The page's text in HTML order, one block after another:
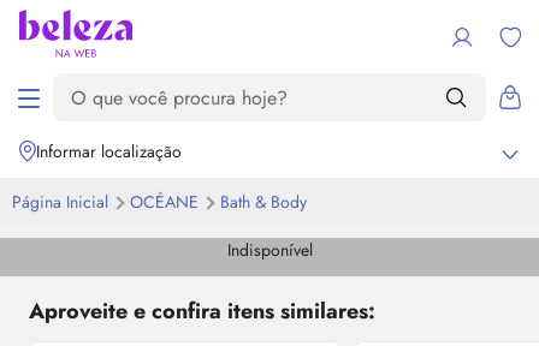
Informar localização
Página Inicial OCÉANE Bath & Body
Indisponível
Aproveite e confira itens similares: